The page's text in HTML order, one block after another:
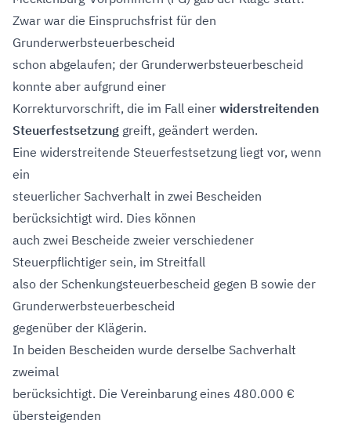
Zwar war die Einspruchsfrist für den
Grunderwerbsteuerbescheid
schon abgelaufen; der Grunderwerbsteuerbescheid
konnte aber aufgrund einer
Korrekturvorschrift, die im Fall einer widerstreitenden
Steuerfestsetzung greift, geändert werden.
Eine widerstreitende Steuerfestsetzung liegt vor, wenn
ein
steuerlicher Sachverhalt in zwei Bescheiden
berücksichtigt wird. Dies können
auch zwei Bescheide zweier verschiedener
Steuerpflichtiger sein, im Streitfall
also der Schenkungsteuerbescheid gegen B sowie der
Grunderwerbsteuerbescheid
gegenüber der Klägerin.
In beiden Bescheiden wurde derselbe Sachverhalt
zweimal
berücksichtigt. Die Vereinbarung eines 480.000 €
übersteigenden